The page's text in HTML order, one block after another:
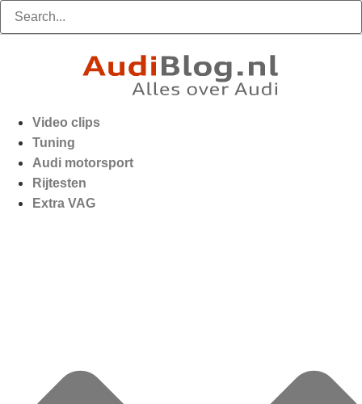
Video clips
Tuning
Audi motorsport
Rijtesten
Extra VAG